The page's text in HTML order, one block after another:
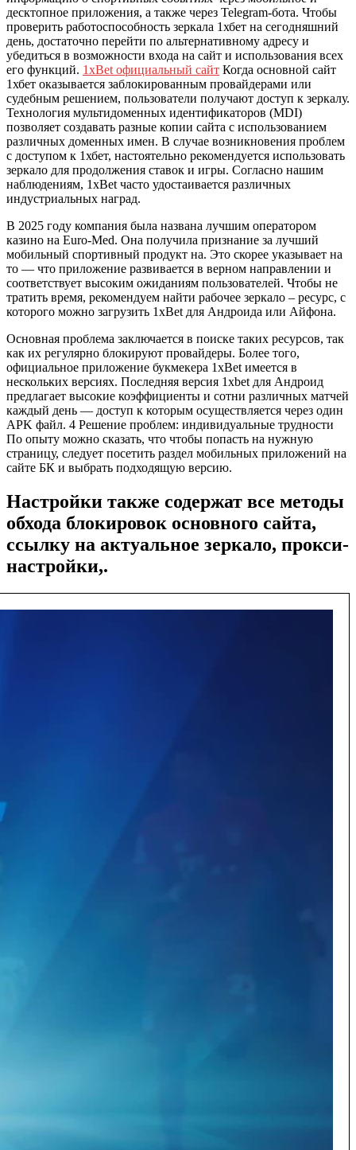
десктопное приложения, а также через Telegram-бота. Чтобы
проверить работоспособность зеркала 1хбет на сегодняшний
день, достаточно перейти по альтернативному адресу и
убедиться в возможности входа на сайт и использования всех
его функций. 1xBet официальный сайт Когда основной сайт
1хбет оказывается заблокированным провайдерами или
судебным решением, пользователи получают доступ к зеркалу.
Технология мультидоменных идентификаторов (MDI)
позволяет создавать разные копии сайта с использованием
различных доменных имен. В случае возникновения проблем
с доступом к 1хбет, настоятельно рекомендуется использовать
зеркало для продолжения ставок и игры. Согласно нашим
наблюдениям, 1xBet часто удостаивается различных
индустриальных наград.
В 2025 году компания была названа лучшим оператором
казино на Euro-Med. Она получила признание за лучший
мобильный спортивный продукт на. Это скорее указывает на
то — что приложение развивается в верном направлении и
соответствует высоким ожиданиям пользователей. Чтобы не
тратить время, рекомендуем найти рабочее зеркало – ресурс, с
которого можно загрузить 1xBet для Андроида или Айфона.
Основная проблема заключается в поиске таких ресурсов, так
как их регулярно блокируют провайдеры. Более того,
официальное приложение букмекера 1xBet имеется в
нескольких версиях. Последняя версия 1xbet для Андроид
предлагает высокие коэффициенты и сотни различных матчей
каждый день — доступ к которым осуществляется через один
APK файл. 4 Решение проблем: индивидуальные трудности
По опыту можно сказать, что чтобы попасть на нужную
страницу, следует посетить раздел мобильных приложений на
сайте БК и выбрать подходящую версию.
Настройки также содержат все методы
обхода блокировок основного сайта,
ссылку на актуальное зеркало, прокси-
настройки,.